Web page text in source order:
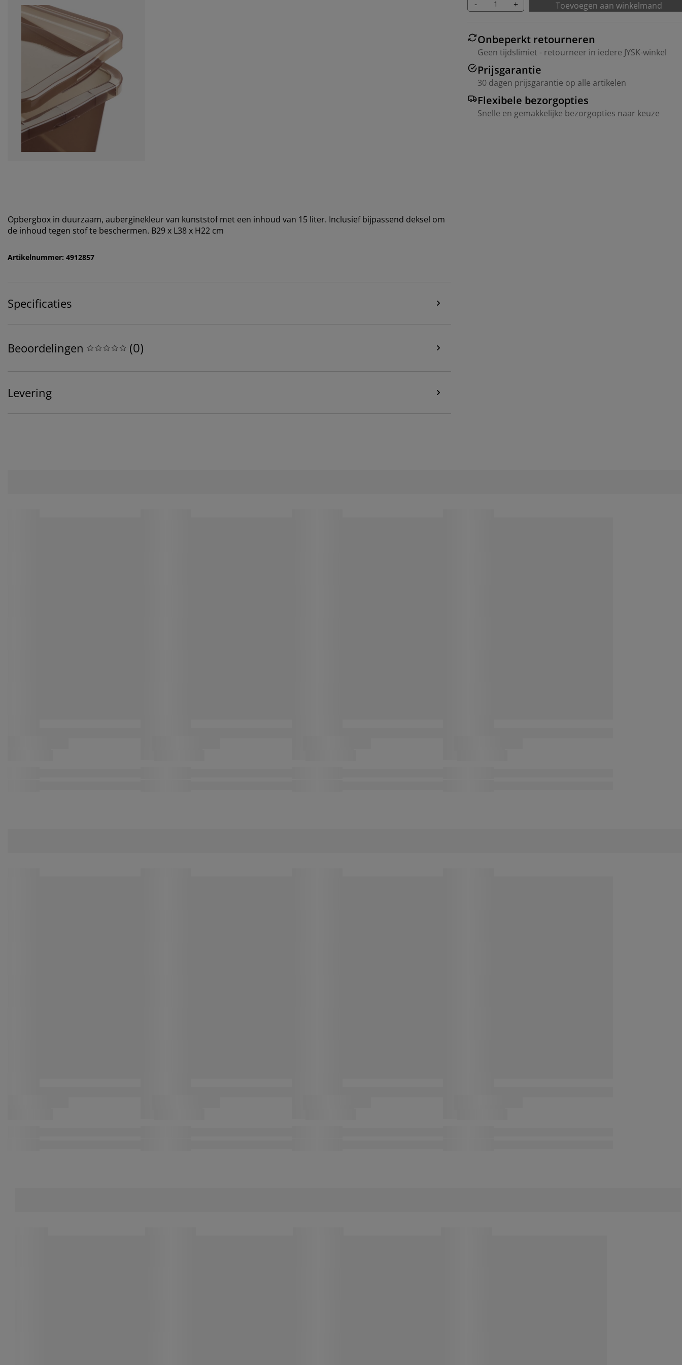
- + Toevoegen aan winkelmand
Onbeperkt retourneren
Geen tijdslimiet - retourneer in iedere JYSK-winkel
Prijsgarantie
30 dagen prijsgarantie op alle artikelen
Flexibele bezorgopties
Snelle en gemakkelijke bezorgopties naar keuze
Opbergbox in duurzaam, auberginekleur van kunststof met een inhoud van 15 liter. Inclusief bijpassend deksel om
de inhoud tegen stof te beschermen. B29 x L38 x H22 cm
Artikelnummer: 4912857
Specificaties
Beoordelingen (0)
Levering